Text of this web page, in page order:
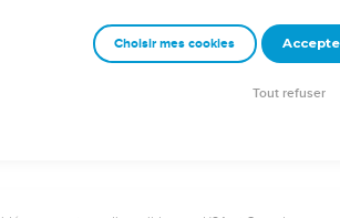
salé de feu ; et tout sacrifice sera salé de
si le sel devint insipide, avec quoi lui
en paix entre vous.
Choisir mes cookies
Tout refuser